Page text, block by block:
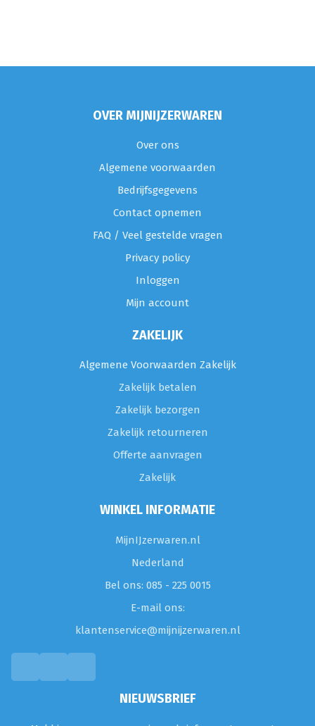
OVER MIJNIJZERWAREN
Over ons
Algemene voorwaarden
Bedrijfsgegevens
Contact opnemen
FAQ / Veel gestelde vragen
Privacy policy
Inloggen
Mijn account
ZAKELIJK
Algemene Voorwaarden Zakelijk
Zakelijk betalen
Zakelijk bezorgen
Zakelijk retourneren
Offerte aanvragen
Zakelijk
WINKEL INFORMATIE
MijnIJzerwaren.nl
Nederland
Bel ons: 085 - 225 0015
E-mail ons:
klantenservice@mijnijzerwaren.nl
NIEUWSBRIEF